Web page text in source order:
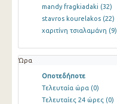
mandy fragkiadaki (32)
stavros kourelakos (22)
χαριτίνη τσιαλαμάνη (9)
Ώρα
Οποτεδήποτε
Τελευταία ώρα (0)
Τελευταίες 24 ώρες (0)